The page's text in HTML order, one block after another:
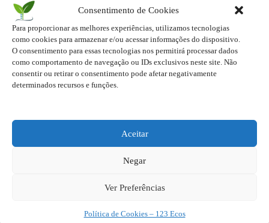
Consentimento de Cookies
Para proporcionar as melhores experiências, utilizamos tecnologias
como cookies para armazenar e/ou acessar informações do dispositivo.
O consentimento para essas tecnologias nos permitirá processar dados
como comportamento de navegação ou IDs exclusivos neste site. Não
consentir ou retirar o consentimento pode afetar negativamente
determinados recursos e funções.
Aceitar
Negar
Ver Preferências
Política de Cookies – 123 Ecos
O site é um movimento ambientalista!
Participe você também!
Podemos fazer muito
se nos unirmos!
Inscreva-se na Newsletter
2025 - Todos os direitos reservados à
Layout da home e rodapé criado por